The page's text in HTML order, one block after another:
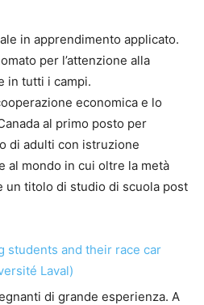
in apprendimento applicato.
per l’attenzione alla
in tutti i campi.
economica e lo
al primo posto per
di adulti con istruzione
al mondo in cui oltre la metà
un titolo di studio di scuola post
di grande esperienza. A